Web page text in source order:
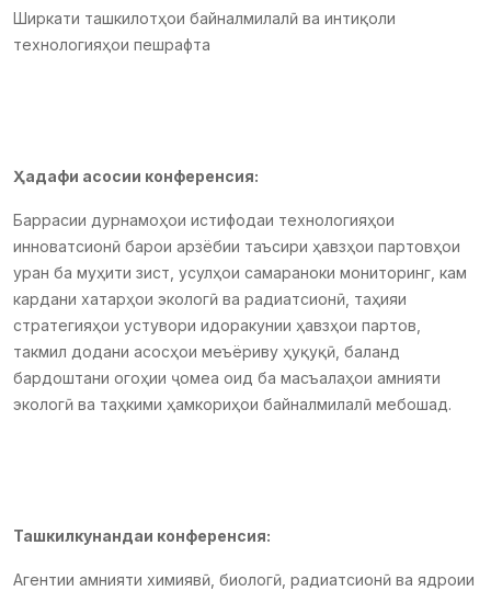
Ширкати ташкилотҳои байналмилалӣ ва интиқоли
технологияҳои пешрафта
Ҳадафи асосии конференсия:
Баррасии дурнамоҳои истифодаи технологияҳои
инноватсионӣ барои арзёбии таъсири ҳавзҳои партовҳои
уран ба муҳити зист, усулҳои самараноки мониторинг, кам
кардани хатарҳои экологӣ ва радиатсионӣ, таҳияи
стратегияҳои устувори идоракунии ҳавзҳои партов,
такмил додани асосҳои меъёриву ҳуқуқӣ, баланд
бардоштани огоҳии ҷомеа оид ба масъалаҳои амнияти
экологӣ ва таҳкими ҳамкориҳои байналмилалӣ мебошад.
Ташкилкунандаи конференсия:
Агентии амнияти химиявӣ, биологӣ, радиатсионӣ ва ядроии